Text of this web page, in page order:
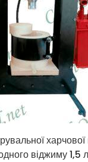
харчової
віджиму 1,5